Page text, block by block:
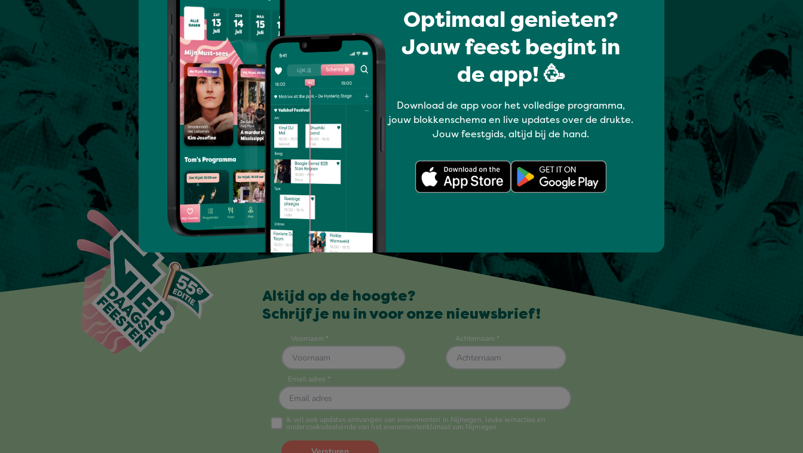
Optimaal genieten?
Jouw feest begint in
de app! 🥳
Download de app voor het volledige programma,
jouw blokkenschema en live updates over de drukte.
Jouw feestgids, altijd bij de hand.
Altijd op de hoogte?
Schrijf je nu in voor onze nieuwsbrief!